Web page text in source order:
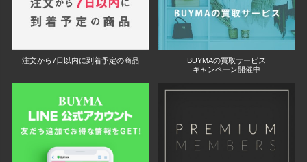
注文から7日以内に到着予定の商品
BUYMAの買取サービス
キャンペーン開催中